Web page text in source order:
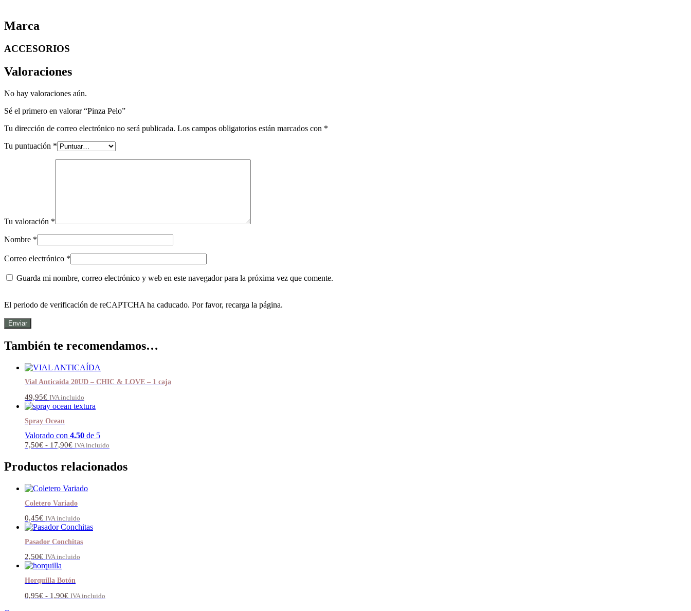
Marca
ACCESORIOS
Valoraciones
No hay valoraciones aún.
Sé el primero en valorar “Pinza Pelo”
Tu dirección de correo electrónico no será publicada. Los campos obligatorios están marcados con *
Tu puntuación *
Tu valoración *
Nombre *
Correo electrónico *
Guarda mi nombre, correo electrónico y web en este navegador para la próxima vez que comente.
El periodo de verificación de reCAPTCHA ha caducado. Por favor, recarga la página.
También te recomendamos…
Vial Anticaída 20UD – CHIC & LOVE – 1 caja
49,95€ IVA incluido
Spray Ocean
Valorado con 4.50 de 5
7,50€ - 17,90€Rango
precios:
desde
hasta
IVA incluido
Productos relacionados
Coletero Variado
0,45€ IVA incluido
Pasador Conchitas
2,50€ IVA incluido
Horquilla Botón
0,95€ - 1,90€Rango
IVA incluido